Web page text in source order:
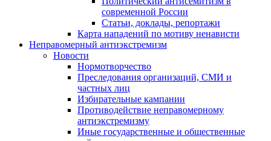
современной России
Статьи, доклады, репортажи
Карта нападений по мотиву ненависти
Неправомерный антиэкстремизм
Новости
Нормотворчество
Преследования организаций, СМИ и
частных лиц
Избирательные кампании
Противодействие неправомерному
антиэкстремизму
Иные государственные и общественные